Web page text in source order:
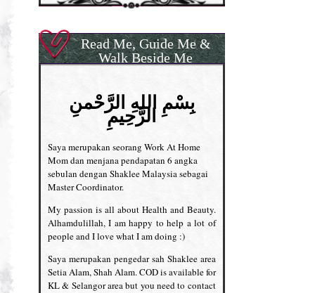
Read Me, Guide Me &
Walk Beside Me
بِسْمِ اللهِ الرَّحْمنِ
الرَّحِيمِ
Saya merupakan seorang Work At Home
Mom dan menjana pendapatan 6 angka
sebulan dengan Shaklee Malaysia sebagai
Master Coordinator.
My passion is all about Health and Beauty.
Alhamdulillah, I am happy to help a lot of
people and I love what I am doing :)
Saya merupakan pengedar sah Shaklee area
Setia Alam, Shah Alam. COD is available for
KL & Selangor area but you need to contact